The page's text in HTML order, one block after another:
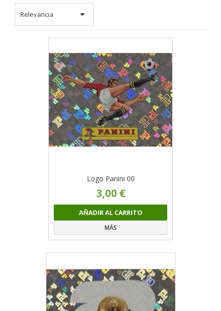
Relevancia 
Logo Panini 00
3,00 €
AÑADIR AL CARRITO
MÁS